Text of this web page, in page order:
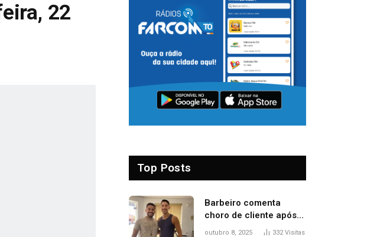
22
Top Posts
Barbeiro comenta
choro de cliente após
despedida e explica
outubro 8, 2025 332Visitas